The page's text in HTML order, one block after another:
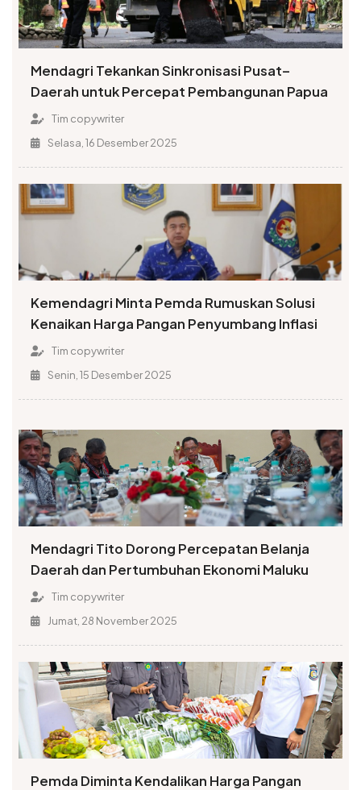
Mendagri Tekankan Sinkronisasi Pusat–
Daerah untuk Percepat Pembangunan Papua
Tim copywriter
Selasa, 16 Desember 2025
Kemendagri Minta Pemda Rumuskan Solusi
Kenaikan Harga Pangan Penyumbang Inflasi
Tim copywriter
Senin, 15 Desember 2025
Mendagri Tito Dorong Percepatan Belanja
Daerah dan Pertumbuhan Ekonomi Maluku
Tim copywriter
Jumat, 28 November 2025
Pemda Diminta Kendalikan Harga Pangan